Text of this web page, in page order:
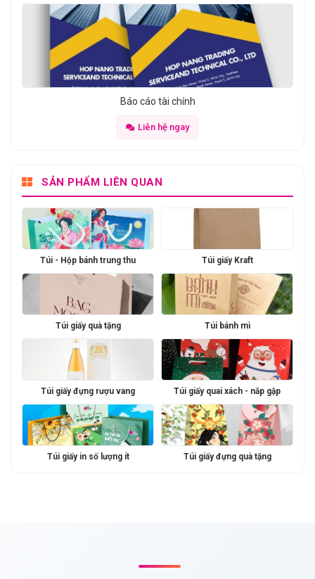
Báo cáo tài chính
Liên hệ ngay
SẢN PHẨM LIÊN QUAN
Túi - Hộp bánh trung thu Túi giấy Kraft
Túi giấy quà tặng Túi bánh mì
Túi giấy đựng rượu vang Túi giấy quai xách - nắp gập
Túi giấy in số lượng ít Túi giấy đựng quà tặng